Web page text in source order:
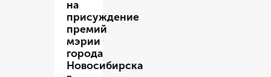
на
присуждение
премий
мэрии
города
Новосибирска